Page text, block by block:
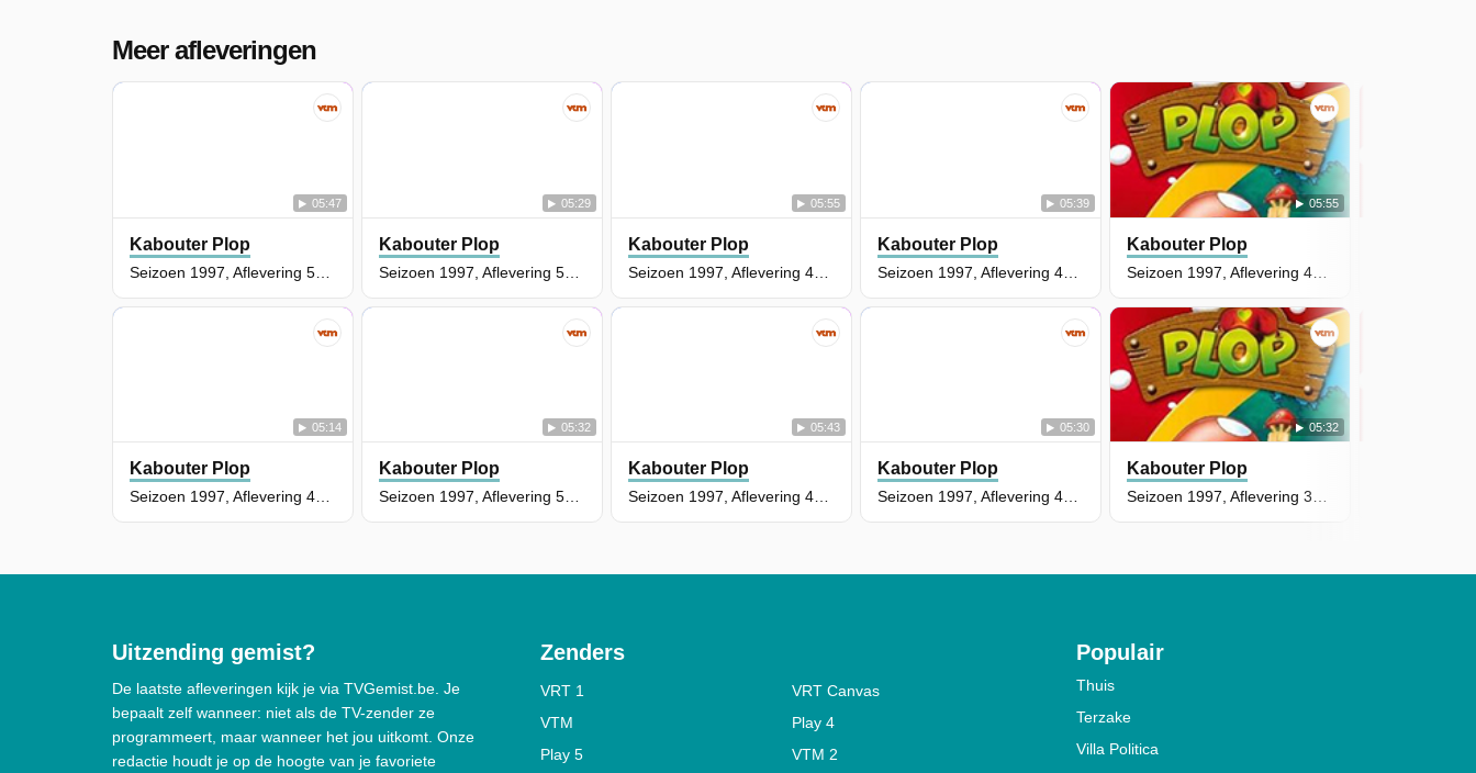
Meer afleveringen
05:47
Kabouter Plop
05:29
Kabouter Plop
05:14
Kabouter Plop
05:32
Kabouter Plop
05:55
Kabouter Plop
05:39
Kabouter Plop
05:43
Kabouter Plop
05:30
Kabouter Plop
05:55
Kabouter Plop
05:32
Kabouter Plop
Uitzending gemist?
De laatste afleveringen kijk je via TVGemist.be. Je
bepaalt zelf wanneer: niet als de TV-zender ze
programmeert, maar wanneer het jou uitkomt. Onze
redactie houdt je op de hoogte van je favoriete
Zenders
VRT 1
VRT Canvas
VTM
Play 4
Play 5
VTM 2
Populair
Thuis
Terzake
Villa Politica